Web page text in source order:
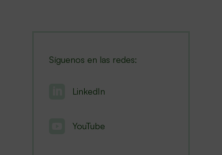
Síguenos en las redes:
LinkedIn
YouTube